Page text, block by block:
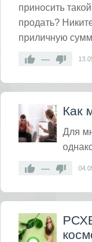
приносить
продать?
приличную
—
Как
Для
—